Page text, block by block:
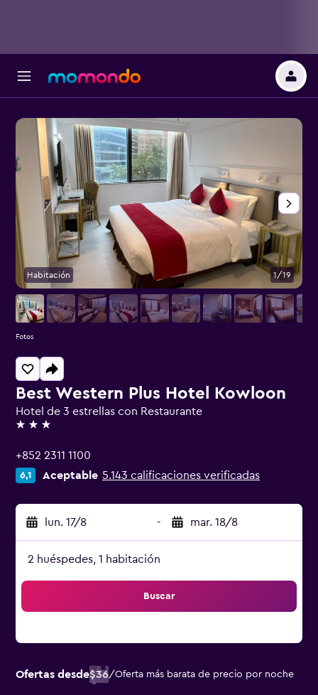
Best Western Plus Hotel Kowloon
Hotel de 3 estrellas con Restaurante
3 estrellas
+852 2311 1100
6,1 Aceptable 5.143 calificaciones verificadas
lun. 17/8 - mar. 18/8
2 huéspedes, 1 habitación
Buscar
Ofertas desde$36/Oferta más barata de precio por noche
Habitación 1/19
Fotos